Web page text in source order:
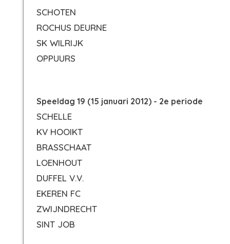
SCHOTEN
ROCHUS DEURNE
SK WILRIJK
OPPUURS
Speeldag 19 (15 januari 2012) - 2e periode
SCHELLE
KV HOOIKT
BRASSCHAAT
LOENHOUT
DUFFEL V.V.
EKEREN FC
ZWIJNDRECHT
SINT JOB